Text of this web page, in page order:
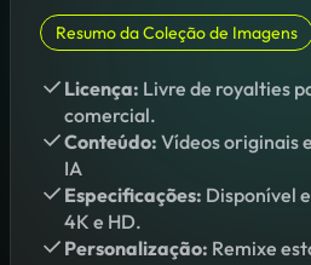
Resumo da Coleção de Imagens
Licença: Livre de royalties
comercial.
Conteúdo: Vídeos originais
IA
Especificações: Disponível
4K e HD.
Personalização: Remixe